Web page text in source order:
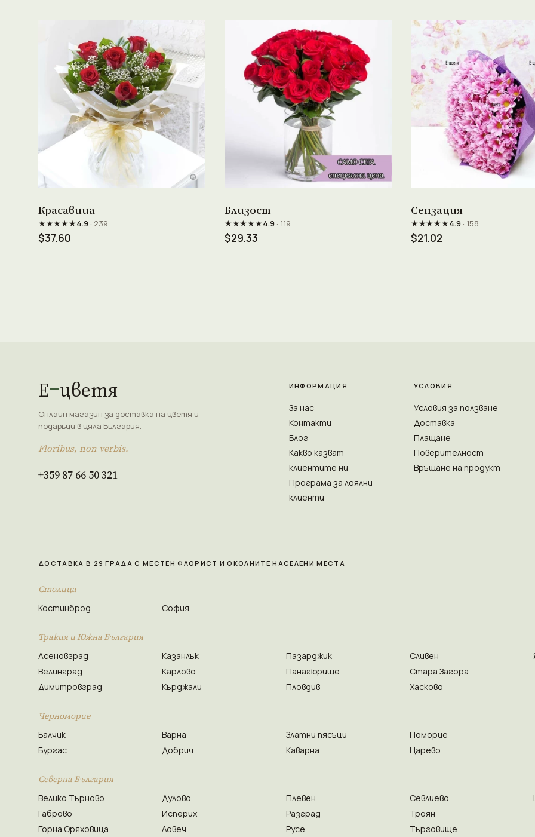
Красавица
★★★★★4.9· 239
$37.60
Близост
★★★★★4.9· 119
$29.33
Сензация
★★★★★4.9· 158
$21.02
Е цветя
Онлайн магазин за доставка на цветя и
подаръци в цяла България.
Floribus, non verbis.
+359 87 66 50 321
ИНФОРМАЦИЯ
За нас
Контакти
Блог
Какво казват
клиентите ни
Програма за лоялни
клиенти
УСЛОВИЯ
Условия за ползване
Доставка
Плащане
Поверителност
Връщане на продукт
ДОСТАВКА В 29 ГРАДА С МЕСТЕН ФЛОРИСТ И ОКОЛНИТЕ НАСЕЛЕНИ МЕСТА
Столица
Костинброд София
Тракия и Южна България
Асеновград
Велинград
Димитровград
Казанлък
Карлово
Кърджали
Пазарджик
Панагюрище
Пловдив
Сливен
Стара Загора
Хасково
Черноморие
Балчик
Бургас
Варна
Добрич
Златни пясъци
Каварна
Поморие
Царево
Северна България
Велико Търново
Габрово
Горна Оряховица
Дулово
Исперих
Ловеч
Плевен
Разград
Русе
Севлиево
Троян
Търговище